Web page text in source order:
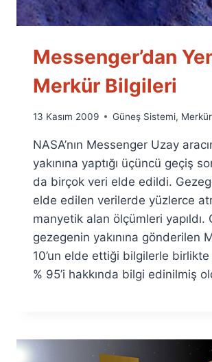
Messenger’dan
Merkür Bilgileri
By
Fuat
Özyar
13 Kasım 2009 Güneş Sistemi, Merkür
NASA’nın Messenger Uzay
yakınına yaptığı üçüncü geçiş
da birçok veri elde edildi.
elde edilen verilerde yüzlerce
manyetik alan ölçümleri yapıldı.
gezegenin yakınına gönderilen
10’un elde ettiği bilgilerle
% 95’i hakkında bilgi edinilmiş